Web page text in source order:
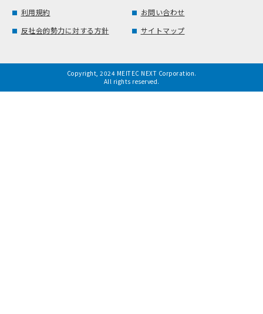
利用規約
お問い合わせ
反社会的勢力に対する方針
サイトマップ
Copyright, 2024 MEITEC NEXT Corporation.
All rights reserved.